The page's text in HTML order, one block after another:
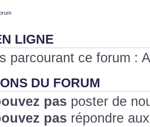
LIGNE
parcourant ce forum :
DU FORUM
pas poster de
pas répondre